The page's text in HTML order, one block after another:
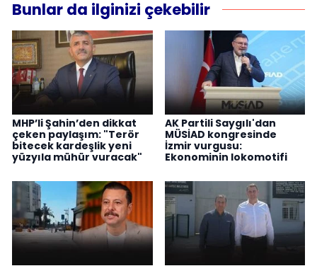
Bunlar da ilginizi çekebilir
MHP’li Şahin’den dikkat
çeken paylaşım: "Terör
bitecek kardeşlik yeni
yüzyıla mühür vuracak"
AK Partili Saygılı'dan
MÜSİAD kongresinde
İzmir vurgusu:
Ekonominin lokomotifi